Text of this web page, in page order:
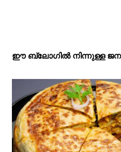
ഈ ബ്ലോഗിൽ നിന്നുള്ള